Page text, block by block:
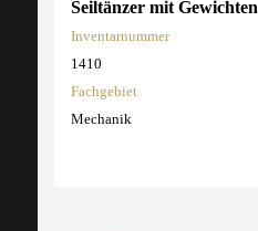
Seiltänzer mit Gewichten
Inventarnummer
1410
Fachgebiet
Mechanik